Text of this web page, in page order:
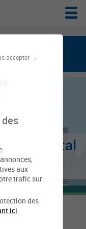
accepter →
aux
trafic sur
des
ici.
public